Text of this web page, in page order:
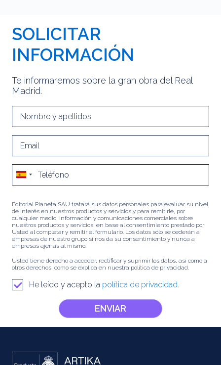
SOLICITAR
INFORMACIÓN
Te informaremos sobre la gran obra del Real
Madrid.
Editorial Planeta SAU tratará sus datos personales para evaluar su nivel
de interés en nuestros productos y servicios y para remitirle, por
cualquier medio, información y comunicaciones comerciales sobre
nuestros productos y servicios, en base al consentimiento prestado por
Usted al completar y remitir el formulario. Los datos sólo se cederán a
empresas de nuestro grupo si nos da su consentimiento y nunca a
empresas ajenas al mismo.
Usted tiene derecho a acceder, rectificar y suprimir los datos, así como a
otros derechos, como se explica en nuestra política de privacidad.
He leído y acepto la política de privacidad.
ENVIAR